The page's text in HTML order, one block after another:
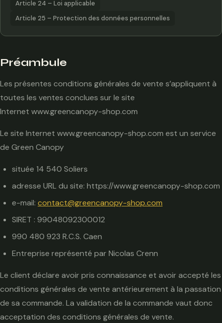
Article 24 – Loi applicable
Article 25 – Protection des données personnelles
Préambule
Les présentes conditions générales de vente s’appliquent à
toutes les ventes conclues sur le site
Internet www.greencanopy-shop.com
Le site Internet www.greencanopy-shop.com est un service
de Green Canopy
située 14 540 Soliers
adresse URL du site: https://www.greencanopy-shop.com
e-mail: contact@greencanopy-shop.com
SIRET : 99048092300012
990 480 923 R.C.S. Caen
Entreprise représenté par Nicolas Crenn
Le client déclare avoir pris connaissance et avoir accepté les
conditions générales de vente antérieurement à la passation
de sa commande. La validation de la commande vaut donc
acceptation des conditions générales de vente.